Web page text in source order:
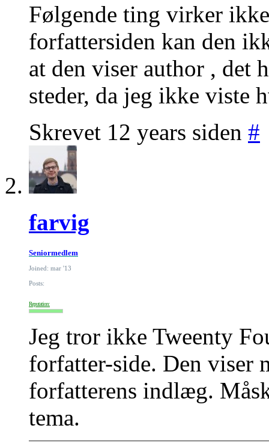
Følgende ting virker
forfattersiden kan den
at den viser author , det
steder, da jeg ikke viste
Skrevet 12 years siden #
farvig
Seniormedlem
Joined: mar '13
Posts:
Reputation:
Jeg tror ikke Tweenty
forfatter-side. Den viser
forfatterens indlæg.
tema.